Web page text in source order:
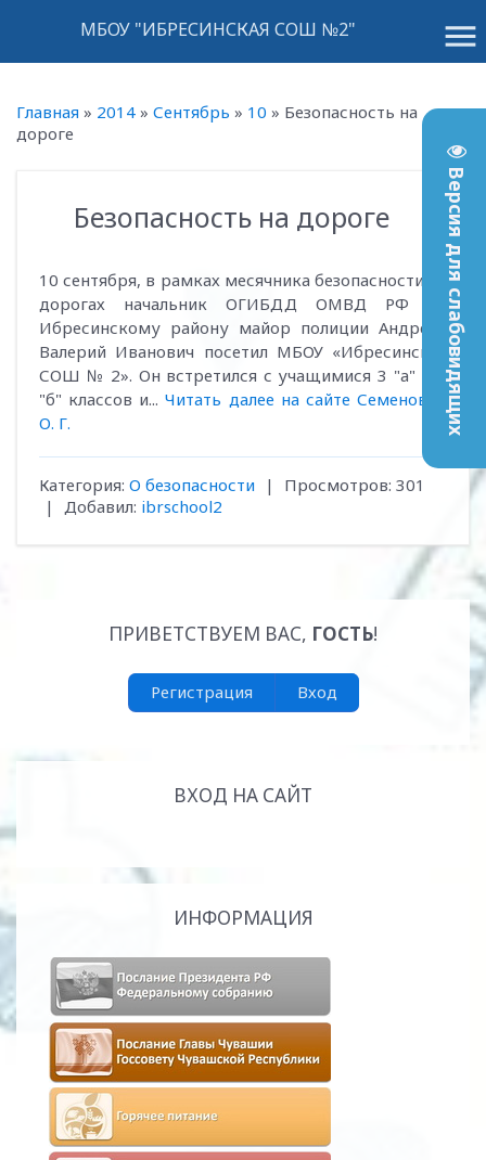
Версия для слабовидящих
menu
МБОУ "ИБРЕСИНСКАЯ СОШ №2"
Главная » 2014 » Сентябрь » 10 » Безопасность на
дороге
Безопасность на дороге
10 сентября, в рамках месячника безопасности на
дорогах начальник ОГИБДД ОМВД РФ по
Ибресинскому району майор полиции Андреев
Валерий Иванович посетил МБОУ «Ибресинская
СОШ № 2». Он встретился с учащимися 3 "а" и 3
"б" классов и...Читать далее на сайте Семеновой
О. Г.
Категория: О безопасности | Просмотров: 301
|
Добавил: ibrschool2
ПРИВЕТСТВУЕМ ВАС, ГОСТЬ!
Регистрация Вход
ВХОД НА САЙТ
ИНФОРМАЦИЯ